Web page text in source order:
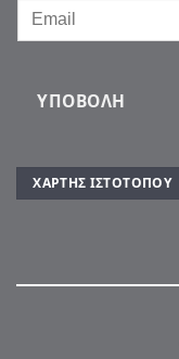
ΥΠΟΒΟΛΉ
ΧΆΡΤΗΣ ΙΣΤΌΤΟΠΟΥ